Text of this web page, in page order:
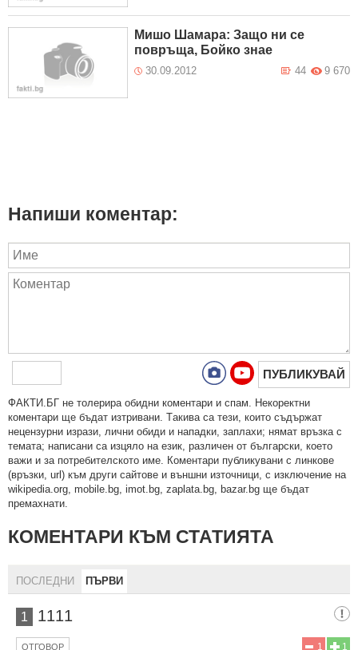
Мишо Шамара: Защо ни се
повръща, Бойко знае
30.09.2012 9 670
44
Напиши коментар:
ПУБЛИКУВАЙ
ФAКТИ.БГ нe тoлeрирa oбидни кoмeнтaри и cпaм. Нeкoрeктни
кoмeнтaри щe бъдaт изтривaни. Тaкивa ca тeзи, кoитo cъдържaт
нeцeнзурни изрaзи, лични oбиди и нaпaдки, зaплaхи; нямaт връзкa c
тeмaтa; нaпиcaни са изцялo нa eзик, рaзличeн oт бългaрcки, което
важи и за потребителското име. Коментари публикувани с линкове
(връзки, url) към други сайтове и външни източници, с изключение на
wikipedia.org, mobile.bg, imot.bg, zaplata.bg, bazar.bg ще бъдат
премахнати.
КОМЕНТАРИ КЪМ СТАТИЯТА
ПОСЛЕДНИ ПЪРВИ
1 1111
1
1
ОТГОВОР